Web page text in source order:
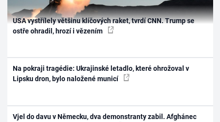
USA vystřílely většinu klíčových raket, tvrdí CNN. Trump se
ostře ohradil, hrozí i vězením
Na pokraji tragédie: Ukrajinské letadlo, které ohrožoval v
Lipsku dron, bylo naložené municí
Vjel do davu v Německu, dva demonstranty zabil. Afghánec